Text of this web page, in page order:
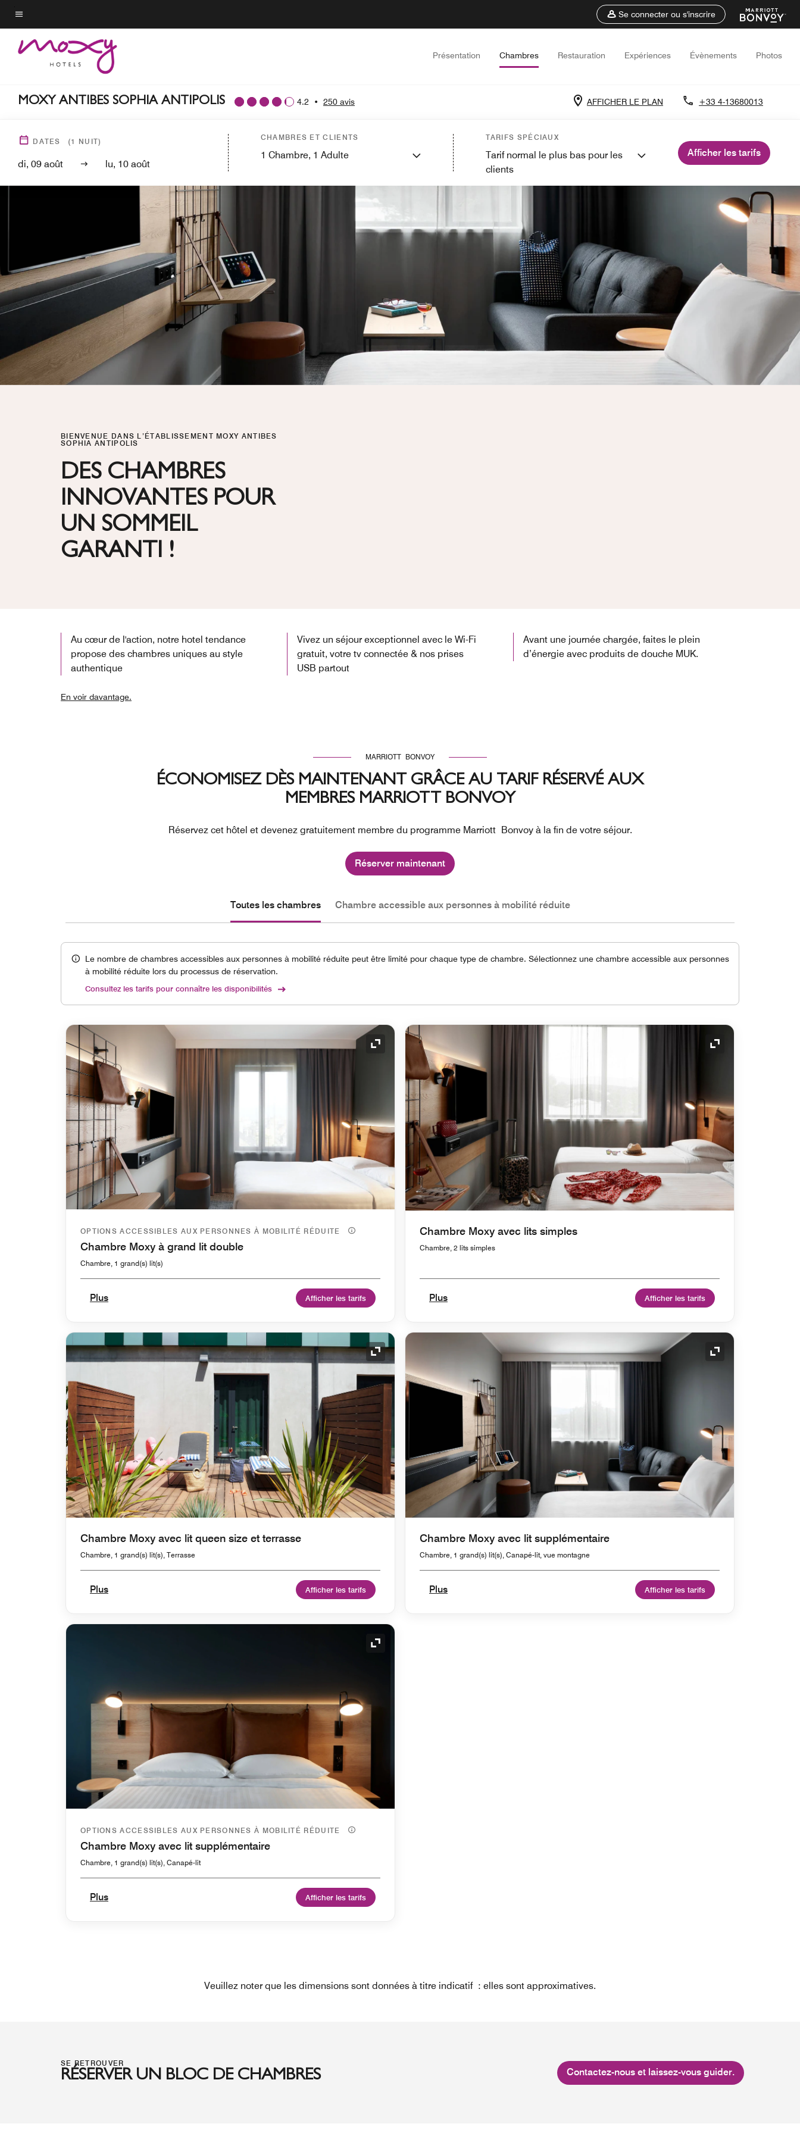
Skip
to
main
content
Texte du menu
Se connecter ou s'inscrire
Présentation Chambres Restauration Expériences Évènements Photos
MOXY ANTIBES SOPHIA ANTIPOLIS 4.2 • 250 avis AFFICHER LE PLAN +33 4-13680013
DATES (1 NUIT)
di, 09 août lu, 10 août
CHAMBRES ET CLIENTS
1 Chambre, 1 Adulte
TARIFS SPÉCIAUX
Tarif normal le plus bas pour les
clients
Afficher les tarifs
BIENVENUE DANS L’ÉTABLISSEMENT MOXY ANTIBES
SOPHIA ANTIPOLIS
DES CHAMBRES
INNOVANTES POUR
UN SOMMEIL
GARANTI !
Au cœur de l'action, notre hotel tendance
propose des chambres uniques au style
authentique
Vivez un séjour exceptionnel avec le Wi-Fi
gratuit, votre tv connectée & nos prises
USB partout
Avant une journée chargée, faites le plein
d’énergie avec produits de douche MUK.
En voir davantage.
MARRIOTT BONVOY
ÉCONOMISEZ DÈS MAINTENANT GRÂCE AU TARIF RÉSERVÉ AUX
MEMBRES MARRIOTT BONVOY
Réservez cet hôtel et devenez gratuitement membre du programme Marriott Bonvoy à la fin de votre séjour.
Réserver maintenant
Toutes les chambres Chambre accessible aux personnes à mobilité réduite
Le nombre de chambres accessibles aux personnes à mobilité réduite peut être limité pour chaque type de chambre. Sélectionnez une chambre accessible aux personnes
à mobilité réduite lors du processus de réservation.
Consultez les tarifs pour connaître les disponibilités
Icône de développement
OPTIONS ACCESSIBLES AUX PERSONNES À MOBILITÉ RÉDUITE
Chambre Moxy à grand lit double
Chambre, 1 grand(s) lit(s)
Plus Afficher les tarifs
Icône de
Chambre Moxy avec lits simples
Chambre, 2 lits simples
Plus Afficher les tarifs
Icône de développement
Chambre Moxy avec lit queen size et terrasse
Chambre, 1 grand(s) lit(s), Terrasse
Plus Afficher les tarifs
Icône de
Chambre Moxy avec lit supplémentaire
Chambre, 1 grand(s) lit(s), Canapé-lit, vue montagne
Plus Afficher les tarifs
Icône de développement
OPTIONS ACCESSIBLES AUX PERSONNES À MOBILITÉ RÉDUITE
Chambre Moxy avec lit supplémentaire
Chambre, 1 grand(s) lit(s), Canapé-lit
Plus Afficher les tarifs
Veuillez noter que les dimensions sont données à titre indicatif : elles sont approximatives.
SE RETROUVER
RÉSERVER UN BLOC DE CHAMBRES Contactez-nous et laissez-vous guider.